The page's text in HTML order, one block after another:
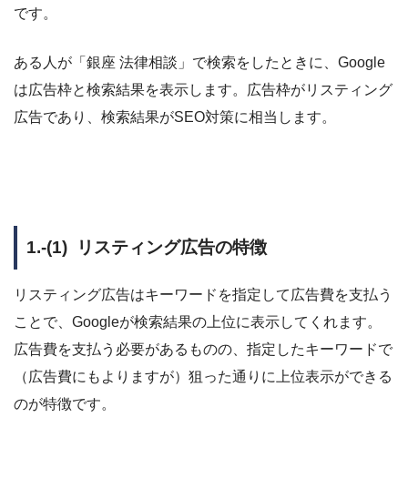
です。
ある人が「銀座 法律相談」で検索をしたときに、Google
は広告枠と検索結果を表示します。広告枠がリスティング
広告であり、検索結果がSEO対策に相当します。
1.-(1) リスティング広告の特徴
リスティング広告はキーワードを指定して広告費を支払う
ことで、Googleが検索結果の上位に表示してくれます。
広告費を支払う必要があるものの、指定したキーワードで
（広告費にもよりますが）狙った通りに上位表示ができる
のが特徴です。